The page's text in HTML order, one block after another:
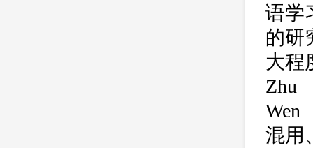
语学
的研
大程
Zhu
Wen
混用